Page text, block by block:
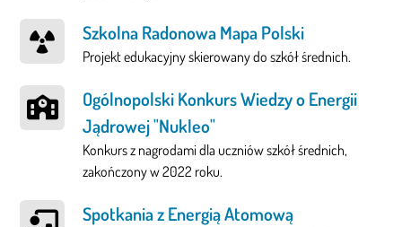
Szkolna Radonowa Mapa Polski
Projekt edukacyjny skierowany do szkół średnich.
Ogólnopolski Konkurs Wiedzy o Energii
Jądrowej "Nukleo"
Konkurs z nagrodami dla uczniów szkół średnich,
zakończony w 2022 roku.
Spotkania z Energią Atomową